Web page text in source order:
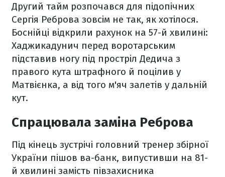
Другий тайм розпочався для підопічних
Сергія Реброва зовсім не так, як хотілося.
Боснійці відкрили рахунок на 57-й хвилині:
Хаджикадунич перед воротарським
підставив ногу під простріл Дедича з
правого кута штрафного й поцілив у
Матвієнка, а від того м'яч залетів у дальній
кут.
Спрацювала заміна Реброва
Під кінець зустрічі головний тренер збірної
України пішов ва-банк, випустивши на 81-
й хвилині замість півзахисника